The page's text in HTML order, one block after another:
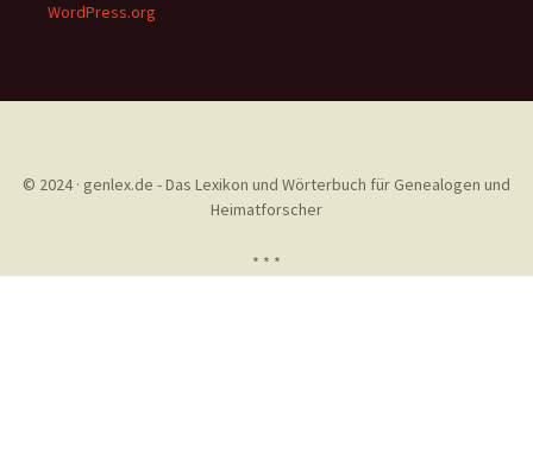
WordPress.org
© 2024 · genlex.de - Das Lexikon und Wörterbuch für Genealogen und
Heimatforscher
* * *